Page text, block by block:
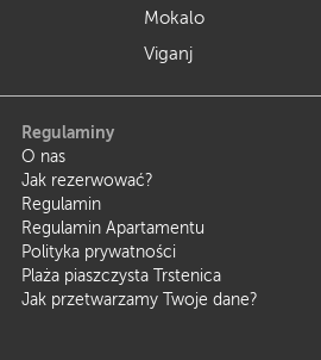
Mokalo
Viganj
Regulaminy
O nas
Jak rezerwować?
Regulamin
Regulamin Apartamentu
Polityka prywatności
Plaża piaszczysta Trstenica
Jak przetwarzamy Twoje dane?